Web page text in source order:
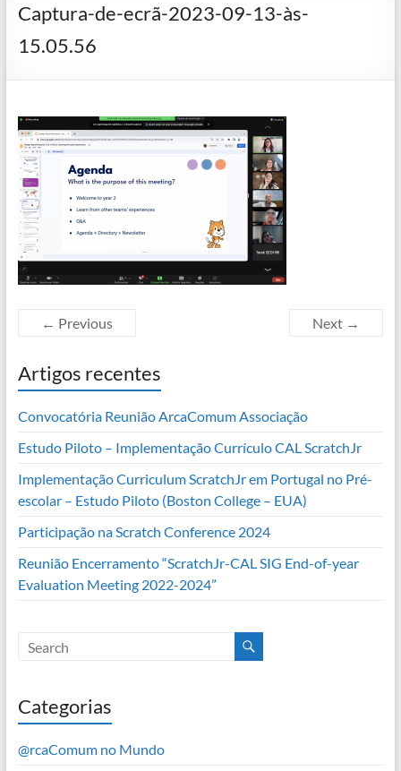
Captura-de-ecrã-2023-09-13-às-
15.05.56
← Previous Next →
Artigos recentes
Convocatória Reunião ArcaComum Associação
Estudo Piloto – Implementação Currículo CAL ScratchJr
Implementação Curriculum ScratchJr em Portugal no Pré-
escolar – Estudo Piloto (Boston College – EUA)
Participação na Scratch Conference 2024
Reunião Encerramento “ScratchJr-CAL SIG End-of-year
Evaluation Meeting 2022-2024”
Categorias
@rcaComum no Mundo